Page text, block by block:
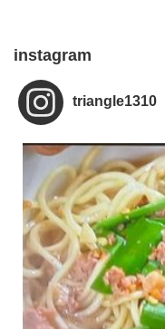
instagram
triangle1310